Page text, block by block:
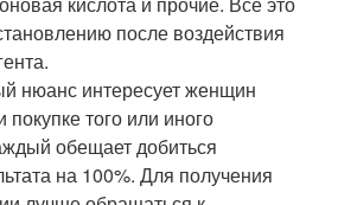
после воздействия
нюанс интересует женщин
того или иного
обещает добиться
на 100%. Для получения